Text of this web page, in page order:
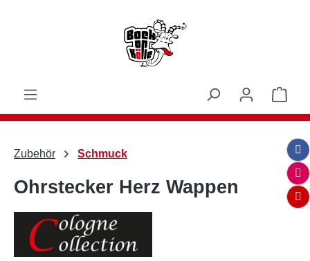
Zubehör Schmuck
Ohrstecker Herz Wappen